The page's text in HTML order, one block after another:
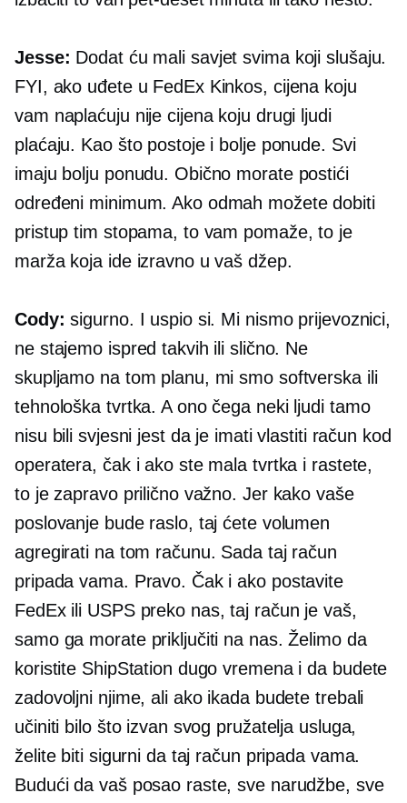
Jesse: Dodat ću mali savjet svima koji slušaju.
FYI, ako uđete u FedEx Kinkos, cijena koju
vam naplaćuju nije cijena koju drugi ljudi
plaćaju. Kao što postoje i bolje ponude. Svi
imaju bolju ponudu. Obično morate postići
određeni minimum. Ako odmah možete dobiti
pristup tim stopama, to vam pomaže, to je
marža koja ide izravno u vaš džep.
Cody: sigurno. I uspio si. Mi nismo prijevoznici,
ne stajemo ispred takvih ili slično. Ne
skupljamo na tom planu, mi smo softverska ili
tehnološka tvrtka. A ono čega neki ljudi tamo
nisu bili svjesni jest da je imati vlastiti račun kod
operatera, čak i ako ste mala tvrtka i rastete,
to je zapravo prilično važno. Jer kako vaše
poslovanje bude raslo, taj ćete volumen
agregirati na tom računu. Sada taj račun
pripada vama. Pravo. Čak i ako postavite
FedEx ili USPS preko nas, taj račun je vaš,
samo ga morate priključiti na nas. Želimo da
koristite ShipStation dugo vremena i da budete
zadovoljni njime, ali ako ikada budete trebali
učiniti bilo što izvan svog pružatelja usluga,
želite biti sigurni da taj račun pripada vama.
Budući da vaš posao raste, sve narudžbe, sve